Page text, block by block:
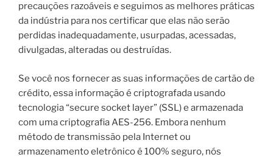
precauções razoáveis e seguimos as melhores práticas
da indústria para nos certificar que elas não serão
perdidas inadequadamente, usurpadas, acessadas,
divulgadas, alteradas ou destruídas.
Se você nos fornecer as suas informações de cartão de
crédito, essa informação é criptografada usando
tecnologia “secure socket layer” (SSL) e armazenada
com uma criptografia AES-256. Embora nenhum
método de transmissão pela Internet ou
armazenamento eletrônico é 100% seguro, nós